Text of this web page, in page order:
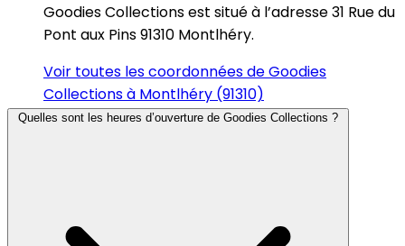
Goodies Collections est situé à l’adresse 31 Rue du
Pont aux Pins 91310 Montlhéry.
Voir toutes les coordonnées de Goodies
Collections à Montlhéry (91310)
Quelles sont les heures d’ouverture de Goodies Collections ?